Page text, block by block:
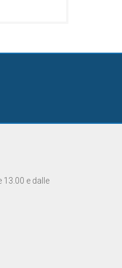
13.00 e dalle